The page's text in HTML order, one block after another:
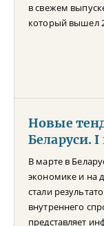
в свежем
который вышел
Новые
Беларуси. I
В марте в
экономике и на
стали
внутреннего
представляет